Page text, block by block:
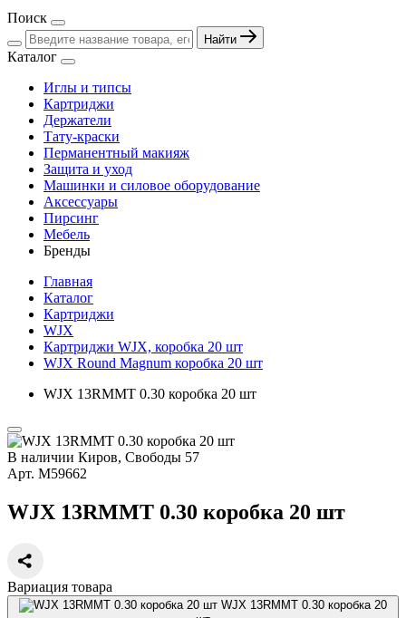
Поиск
Найти
Каталог
Иглы и типсы
Картриджи
Держатели
Тату-краски
Перманентный макияж
Защита и уход
Машинки и силовое оборудование
Аксессуары
Пирсинг
Мебель
Бренды
Главная
Каталог
Картриджи
WJX
Картриджи WJX, коробка 20 шт
WJX Round Magnum коробка 20 шт
WJX 13RMMT 0.30 коробка 20 шт
В наличии Киров, Свободы 57
Арт. М59662
WJX 13RMMT 0.30 коробка 20 шт
Вариация товара
WJX 13RMMT 0.30 коробка 20